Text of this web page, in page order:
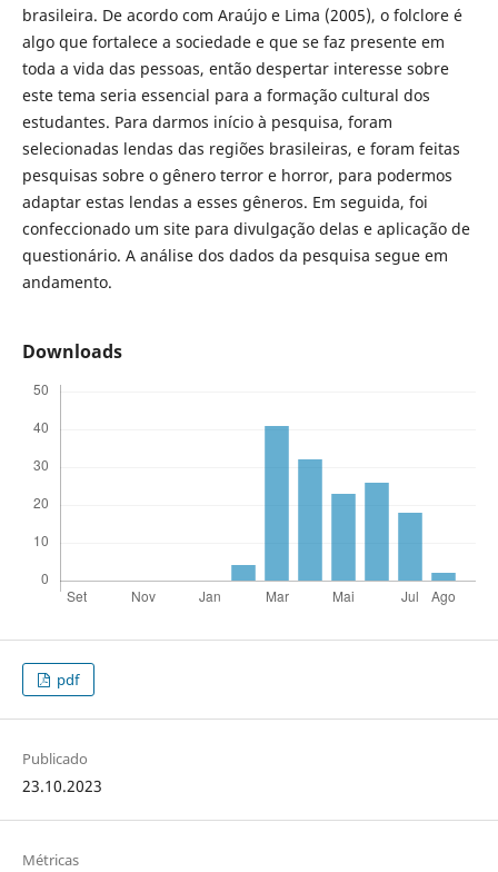
brasileira. De acordo com Araújo e Lima (2005), o folclore é
algo que fortalece a sociedade e que se faz presente em
toda a vida das pessoas, então despertar interesse sobre
este tema seria essencial para a formação cultural dos
estudantes. Para darmos início à pesquisa, foram
selecionadas lendas das regiões brasileiras, e foram feitas
pesquisas sobre o gênero terror e horror, para podermos
adaptar estas lendas a esses gêneros. Em seguida, foi
confeccionado um site para divulgação delas e aplicação de
questionário. A análise dos dados da pesquisa segue em
andamento.
Downloads
pdf
Publicado
23.10.2023
Métricas